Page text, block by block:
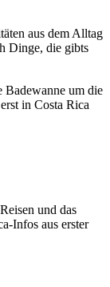
aus dem Alltag
Dinge, die gibts
Badewanne um die
in Costa Rica
und das
Infos aus erster